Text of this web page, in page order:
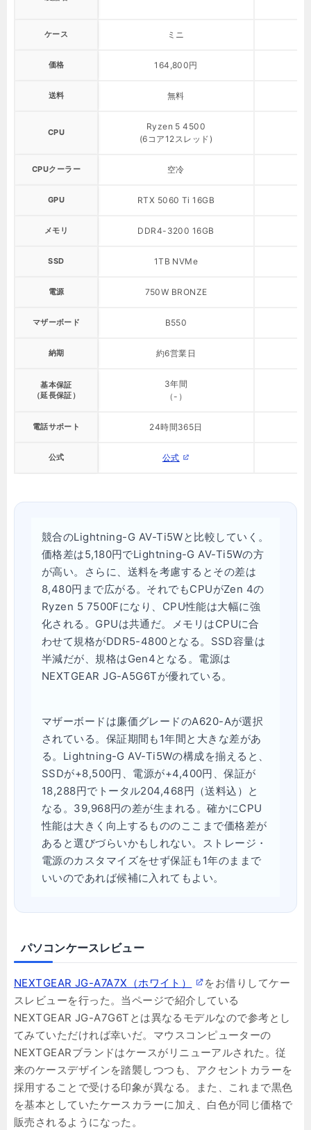
ケース ミニ
価格 164,800円
送料 無料
CPU
Ryzen 5 4500
(6コア12スレッド)
CPUクーラー 空冷
GPU RTX 5060 Ti 16GB
メモリ DDR4-3200 16GB
SSD 1TB NVMe
電源 750W BRONZE
マザーボード B550
納期 約6営業日
基本保証
（延長保証）
3年間
（-）
電話サポート 24時間365日
公式 公式
競合のLightning-G AV-Ti5Wと比較していく。
価格差は5,180円でLightning-G AV-Ti5Wの方
が高い。さらに、送料を考慮するとその差は
8,480円まで広がる。それでもCPUがZen 4の
Ryzen 5 7500Fになり、CPU性能は大幅に強
化される。GPUは共通だ。メモリはCPUに合
わせて規格がDDR5-4800となる。SSD容量は
半減だが、規格はGen4となる。電源は
NEXTGEAR JG-A5G6Tが優れている。
マザーボードは廉価グレードのA620-Aが選択
されている。保証期間も1年間と大きな差があ
る。Lightning-G AV-Ti5Wの構成を揃えると、
SSDが+8,500円、電源が+4,400円、保証が
18,288円でトータル204,468円（送料込）と
なる。39,968円の差が生まれる。確かにCPU
性能は大きく向上するもののここまで価格差が
あると選びづらいかもしれない。ストレージ・
電源のカスタマイズをせず保証も1年のままで
いいのであれば候補に入れてもよい。
パソコンケースレビュー
NEXTGEAR JG-A7A7X（ホワイト）
をお借りしてケー
スレビューを行った。当ページで紹介している
NEXTGEAR JG-A7G6Tとは異なるモデルなので参考とし
てみていただければ幸いだ。マウスコンピューターの
NEXTGEARブランドはケースがリニューアルされた。従
来のケースデザインを踏襲しつつも、アクセントカラーを
採用することで受ける印象が異なる。また、これまで黒色
を基本としていたケースカラーに加え、白色が同じ価格で
販売されるようになった。